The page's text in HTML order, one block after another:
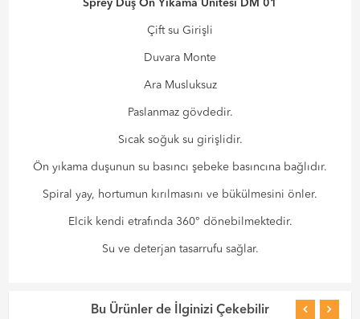
Sprey Duş Ön Yıkama Ünitesi DM 01
Çift su Girişli
Duvara Monte
Ara Musluksuz
Paslanmaz gövdedir.
Sıcak soğuk su girişlidir.
Ön yıkama duşunun su basıncı şebeke basıncına bağlıdır.
Spiral yay, hortumun kırılmasını ve bükülmesini önler.
Elcik kendi etrafında 360° dönebilmektedir.
Su ve deterjan tasarrufu sağlar.
Bu Ürünler de İlginizi Çekebilir